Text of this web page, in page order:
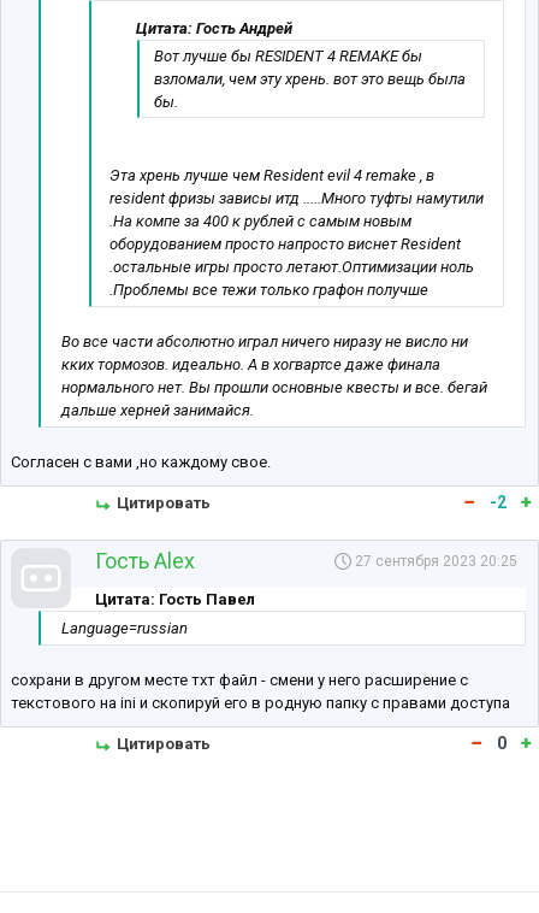
Цитата: Гость Андрей
Вот лучше бы RESIDENT 4 REMAKE бы
взломали, чем эту хрень. вот это вещь была
бы.
Эта хрень лучше чем Resident evil 4 remake , в
resident фризы зависы итд .....Много туфты намутили
.На компе за 400 к рублей с самым новым
оборудованием просто напросто виснет Resident
.остальные игры просто летают.Оптимизации ноль
.Проблемы все тежи только графон получше
Во все части абсолютно играл ничего ниразу не висло ни
кких тормозов. идеально. А в хогвартсе даже финала
нормального нет. Вы прошли основные квесты и все. бегай
дальше херней занимайся.
Согласен с вами ,но каждому свое.
Цитировать -2
Гость Alex 27 сентября 2023 20:25
Цитата: Гость Павел
Language=russian
сохрани в другом месте тхт файл - смени у него расширение с
текстового на ini и скопируй его в родную папку с правами доступа
Цитировать 0